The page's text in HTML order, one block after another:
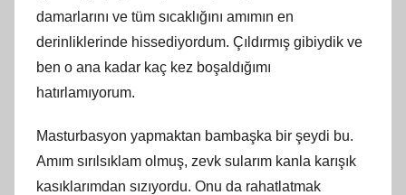
damarlarını ve tüm sıcaklığını amımın en
derinliklerinde hissediyordum. Çıldırmış gibiydik ve
ben o ana kadar kaç kez boşaldığımı
hatırlamıyorum.
Masturbasyon yapmaktan bambaşka bir şeydi bu.
Amım sırılsıklam olmuş, zevk sularım kanla karışık
kasıklarımdan sızıyordu. Onu da rahatlatmak